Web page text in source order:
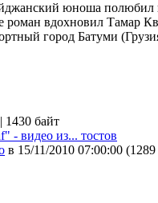
юноша полюбил
вдохновил Тамар
город Батуми
| 1430 байт
- видео из... тостов
в 15/11/2010 07:00:00 (